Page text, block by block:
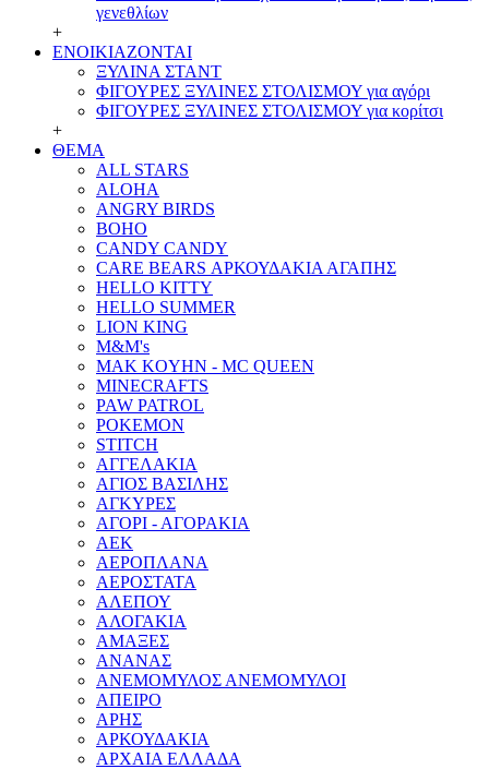
γενεθλίων
+
ΕΝΟΙΚΙΑΖΟΝΤΑΙ
ΞΥΛΙΝΑ ΣΤΑΝΤ
ΦΙΓΟΥΡΕΣ ΞΥΛΙΝΕΣ ΣΤΟΛΙΣΜΟΥ για αγόρι
ΦΙΓΟΥΡΕΣ ΞΥΛΙΝΕΣ ΣΤΟΛΙΣΜΟΥ για κορίτσι
+
ΘΕΜΑ
ALL STARS
ALOHA
ANGRY BIRDS
BOHO
CANDY CANDY
CARE BEARS ΑΡΚΟΥΔΑΚΙΑ ΑΓΑΠΗΣ
HELLO KITTY
HELLO SUMMER
LION KING
M&M's
MAK KOYHN - MC QUEEN
MINECRAFTS
PAW PATROL
POKEMON
STITCH
ΑΓΓΕΛΑΚΙΑ
ΑΓΙΟΣ ΒΑΣΙΛΗΣ
ΑΓΚΥΡΕΣ
ΑΓΟΡΙ - ΑΓΟΡΑΚΙΑ
ΑΕΚ
ΑΕΡΟΠΛΑΝΑ
ΑΕΡΟΣΤΑΤΑ
ΑΛΕΠΟΥ
ΑΛΟΓΑΚΙΑ
ΑΜΑΞΕΣ
ΑΝΑΝΑΣ
ΑΝΕΜΟΜΥΛΟΣ ΑΝΕΜΟΜΥΛΟΙ
ΑΠΕΙΡΟ
ΑΡΗΣ
ΑΡΚΟΥΔΑΚΙΑ
ΑΡΧΑΙΑ ΕΛΛΑΔΑ